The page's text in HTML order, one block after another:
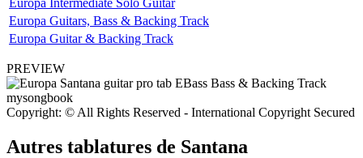
Europa Intermediate Solo Guitar
Europa Guitars, Bass & Backing Track
Europa Guitar & Backing Track
PREVIEW
Copyright: © All Rights Reserved - International Copyright Secured
Autres tablatures de Santana